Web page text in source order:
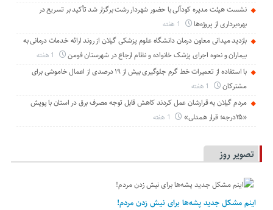
نشست هیئت مدیره کودآلی با حضور شهردار رشت برگزار شد تأکید بر تسریع در
بهره‌برداری از پروژه‌ها
1 هفته
بازدید میدانی معاون درمان دانشگاه علوم پزشکی گیلان از روند ارائه خدمات درمانی به
بیماران و نحوه اجرای پزشک خانواده و نظام ارجاع در شهرستان فومن
1 هفته
با استفاده از تعمیرات خط گرم جلوگیری بیش از ۱۹ درصدی از اعمال خاموشی برای
مشتركان
1 هفته
مردم گیلان به قرارشان عمل کردند كاهش قابل توجه مصرف برق در استان با پویش
1 هفته
تصویر روز
اینم مشکل جدید پشه‌ها برای نیش زدن مردم!